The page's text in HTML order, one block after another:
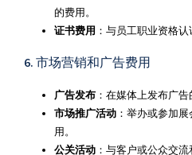
的费用。
证书费用 ：与员工职业资格认
6. 市场营销和广告费用
广告发布：在媒体上发布广告
市场推广活动：举办或参加
用。
公关活动：与客户或公众交流